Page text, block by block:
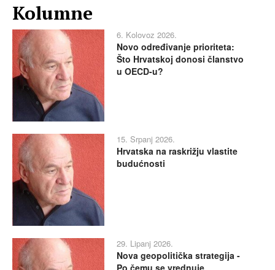
Kolumne
6. Kolovoz 2026.
Novo određivanje prioriteta:
Što Hrvatskoj donosi članstvo
u OECD-u?
15. Srpanj 2026.
Hrvatska na raskrižju vlastite
budućnosti
29. Lipanj 2026.
Nova geopolitička strategija -